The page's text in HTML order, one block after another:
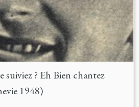
suiviez ? Eh Bien chantez
1948)